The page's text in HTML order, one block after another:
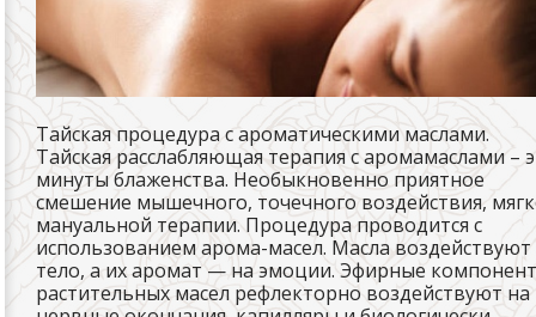
Тайская процедура с ароматическими маслами.
Тайская расслабляющая терапия с аромамаслами –
минуты блаженства. Необыкновенно приятное
смешение мышечного, точечного воздействия,
мануальной терапии. Процедура проводится с
использованием арома-масел. Масла воздействуют
тело, а их аромат — на эмоции. Эфирные
растительных масел рефлекторно воздействуют на